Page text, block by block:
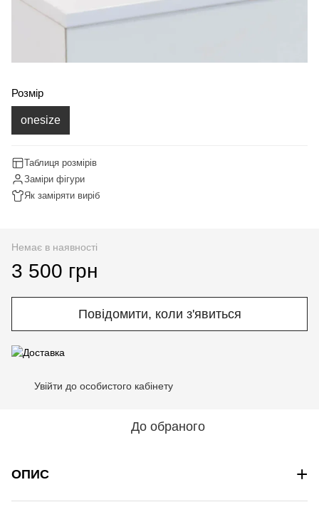
Розмір
onesize
Таблиця розмірів
Заміри фігури
Як заміряти виріб
Немає в наявності
3 500 грн
Повідомити, коли з'явиться
Увійти до особистого кабінету
До обраного
ОПИС +